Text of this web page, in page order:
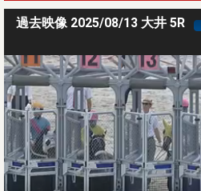
過去映像 2025/08/13 大井 5R